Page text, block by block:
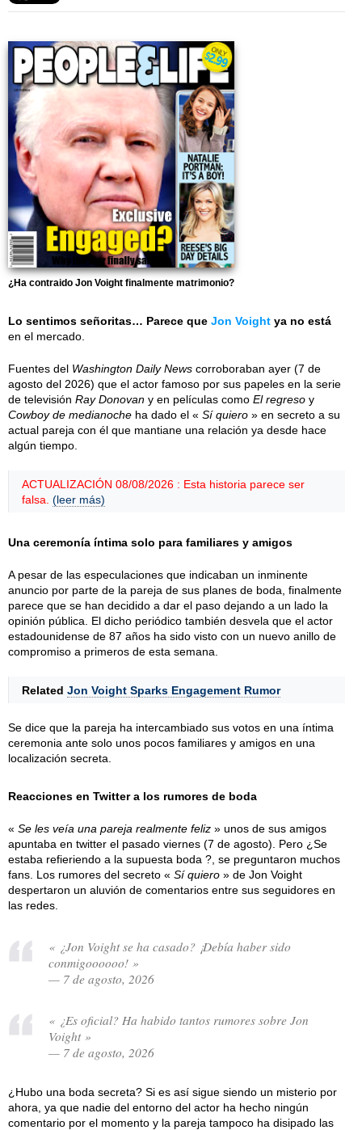
¿Ha contraido Jon Voight finalmente matrimonio?
Lo sentimos señoritas… Parece que Jon Voight ya no está
en el mercado.
Fuentes del Washington Daily News corroboraban ayer (7 de
agosto del 2026) que el actor famoso por sus papeles en la serie
de televisión Ray Donovan y en películas como El regreso y
Cowboy de medianoche ha dado el « Sí quiero » en secreto a su
actual pareja con él que mantiane una relación ya desde hace
algún tiempo.
ACTUALIZACIÓN 08/08/2026 : Esta historia parece ser
falsa. (leer más)
Una ceremonía íntima solo para familiares y amigos
A pesar de las especulaciones que indicaban un inminente
anuncio por parte de la pareja de sus planes de boda, finalmente
parece que se han decidido a dar el paso dejando a un lado la
opinión pública. El dicho periódico también desvela que el actor
estadounidense de 87 años ha sido visto con un nuevo anillo de
compromiso a primeros de esta semana.
Related Jon Voight Sparks Engagement Rumor
Se dice que la pareja ha intercambiado sus votos en una íntima
ceremonia ante solo unos pocos familiares y amigos en una
localización secreta.
Reacciones en Twitter a los rumores de boda
« Se les veía una pareja realmente feliz » unos de sus amigos
apuntaba en twitter el pasado viernes (7 de agosto). Pero ¿Se
estaba refieriendo a la supuesta boda ?, se preguntaron muchos
fans. Los rumores del secreto « Sí quiero » de Jon Voight
despertaron un aluvión de comentarios entre sus seguidores en
las redes.
« ¿Jon Voight se ha casado? ¡Debía haber sido
conmigoooooo! »
— 7 de agosto, 2026
« ¿Es oficial? Ha habido tantos rumores sobre Jon
Voight »
— 7 de agosto, 2026
¿Hubo una boda secreta? Si es así sigue siendo un misterio por
ahora, ya que nadie del entorno del actor ha hecho ningún
comentario por el momento y la pareja tampoco ha disipado las